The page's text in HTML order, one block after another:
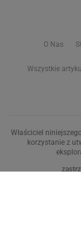
O Nas
Wszystkie
Właściciel
korzystanie z